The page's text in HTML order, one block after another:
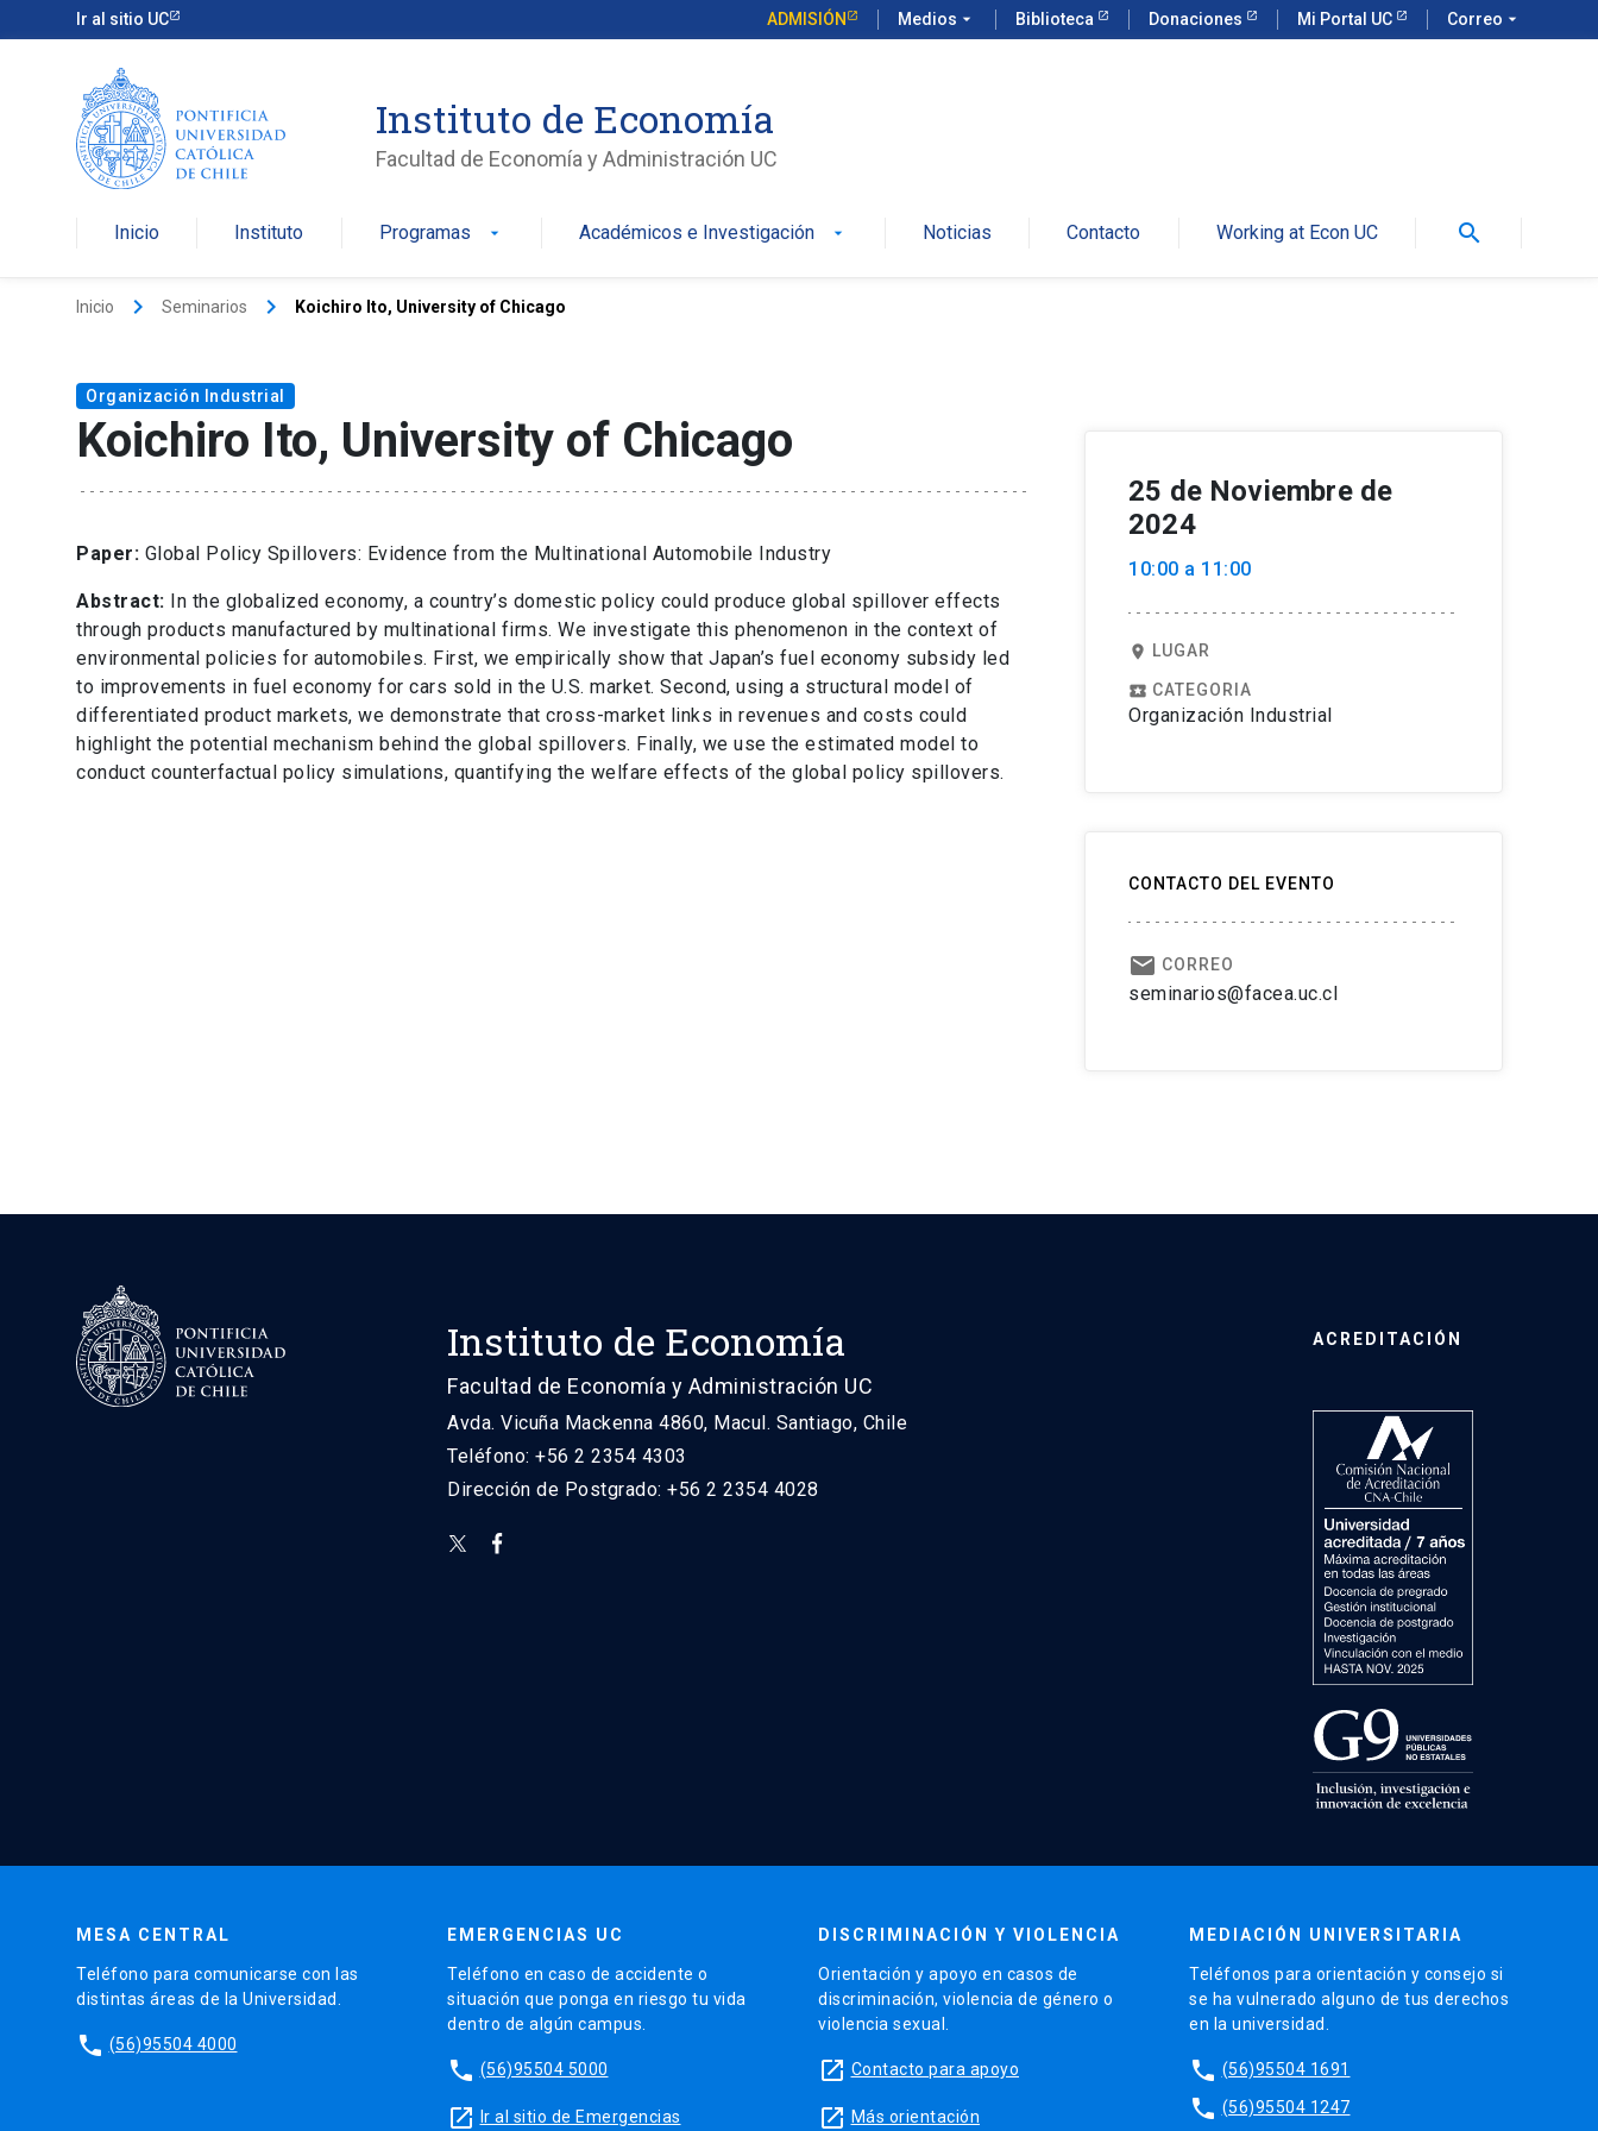
Ir al sitio UC ADMISIÓN Medios arrow_drop_down Biblioteca Donaciones Mi Portal UC Correo arrow_drop_down
Instituto de Economía
Facultad de Economía y Administración UC
Inicio Instituto Programas arrow_drop_down Académicos e Investigación arrow_drop_down Noticias Contacto Working at Econ UC search
Inicio keyboard_arrow_right Seminarios keyboard_arrow_right Koichiro Ito, University of Chicago
Organización Industrial
Koichiro Ito, University of Chicago
Paper: Global Policy Spillovers: Evidence from the Multinational Automobile Industry
Abstract: In the globalized economy, a country’s domestic policy could produce global spillover effects
through products manufactured by multinational firms. We investigate this phenomenon in the context of
environmental policies for automobiles. First, we empirically show that Japan’s fuel economy subsidy led
to improvements in fuel economy for cars sold in the U.S. market. Second, using a structural model of
differentiated product markets, we demonstrate that cross-market links in revenues and costs could
highlight the potential mechanism behind the global spillovers. Finally, we use the estimated model to
conduct counterfactual policy simulations, quantifying the welfare effects of the global policy spillovers.
25 de Noviembre de
2024
10:00 a 11:00
location_on LUGAR
local_play CATEGORIA
Organización Industrial
CONTACTO DEL EVENTO
email CORREO
seminarios@facea.uc.cl
Instituto de Economía
Facultad de Economía y Administración UC
Avda. Vicuña Mackenna 4860, Macul. Santiago, Chile
Teléfono: +56 2 2354 4303
Dirección de Postgrado: +56 2 2354 4028
ACREDITACIÓN
MESA CENTRAL
Teléfono para comunicarse con las
distintas áreas de la Universidad.
phone (56)95504 4000
EMERGENCIAS UC
Teléfono en caso de accidente o
situación que ponga en riesgo tu vida
dentro de algún campus.
phone (56)95504 5000
launch Ir al sitio de Emergencias
DISCRIMINACIÓN Y VIOLENCIA
Orientación y apoyo en casos de
discriminación, violencia de género o
violencia sexual.
launch Contacto para apoyo
launch Más orientación
MEDIACIÓN UNIVERSITARIA
Teléfonos para orientación y consejo si
se ha vulnerado alguno de tus derechos
en la universidad.
phone (56)95504 1691
phone (56)95504 1247